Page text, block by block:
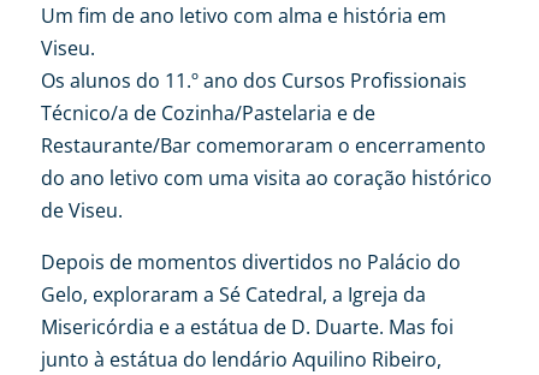
Um fim de ano letivo com alma e história em
Viseu.
Os alunos do 11.º ano dos Cursos Profissionais
Técnico/a de Cozinha/Pastelaria e de
Restaurante/Bar comemoraram o encerramento
do ano letivo com uma visita ao coração histórico
de Viseu.
Depois de momentos divertidos no Palácio do
Gelo, exploraram a Sé Catedral, a Igreja da
Misericórdia e a estátua de D. Duarte. Mas foi
junto à estátua do lendário Aquilino Ribeiro,